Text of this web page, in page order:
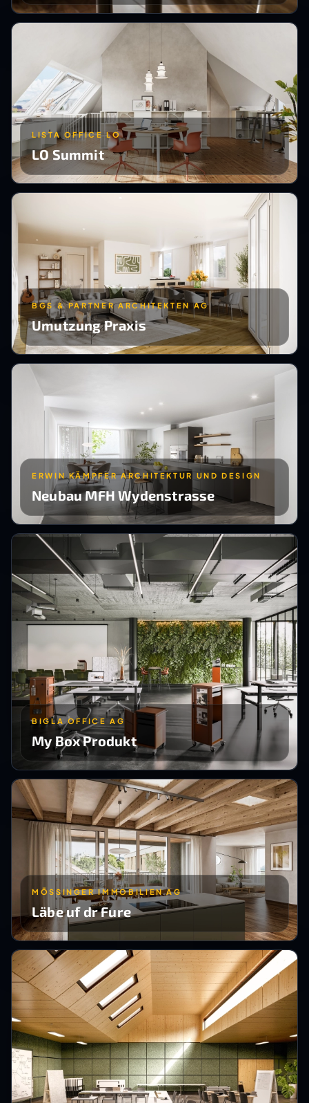
LISTA OFFICE LO
LO Summit
BGS & PARTNER ARCHITEKTEN AG
Umutzung Praxis
ERWIN KÄMPFER ARCHITEKTUR UND DESIGN
Neubau MFH Wydenstrasse
BIGLA OFFICE AG
My Box Produkt
MÖSSINGER IMMOBILIEN AG
Läbe uf dr Fure